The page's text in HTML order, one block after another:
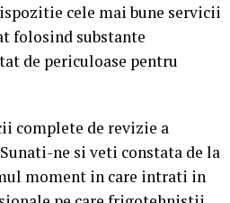
cele mai bune servicii
folosind substante
de periculoase pentru
complete de revizie a
ne si veti constata de la
moment in care intrati in